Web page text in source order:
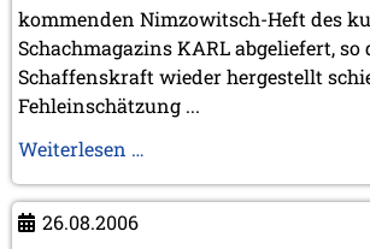
kommenden Nimzowitsch-Heft des
Schachmagazins KARL abgeliefert, so
Schaffenskraft wieder hergestellt
Fehleinschätzung ...
Weiterlesen …
Rudolf
26.08.2006